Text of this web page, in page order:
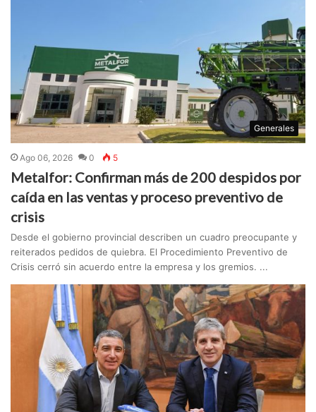
Generales
Ago 06, 2026 0 5
Metalfor: Confirman más de 200 despidos por
caída en las ventas y proceso preventivo de
crisis
Desde el gobierno provincial describen un cuadro preocupante y
reiterados pedidos de quiebra. El Procedimiento Preventivo de
Crisis cerró sin acuerdo entre la empresa y los gremios. ...